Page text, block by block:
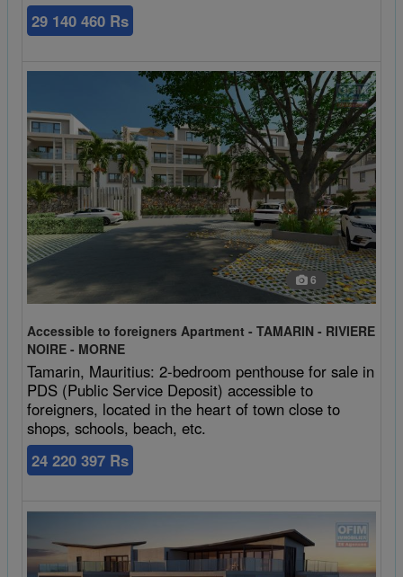
29 140 460 Rs
6
Accessible to foreigners Apartment - TAMARIN - RIVIERE
NOIRE - MORNE
Tamarin, Mauritius: 2-bedroom penthouse for sale in
PDS (Public Service Deposit) accessible to
foreigners, located in the heart of town close to
shops, schools, beach, etc.
24 220 397 Rs